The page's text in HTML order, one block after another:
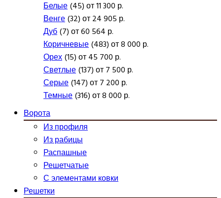
Белые(45) от 11 300 р.
Венге(32) от 24 905 р.
Дуб(7) от 60 564 р.
Коричневые(483) от 8 000 р.
Орех(15) от 45 700 р.
Светлые(137) от 7 500 р.
Серые(147) от 7 200 р.
Темные(316) от 8 000 р.
Ворота
Из профиля
Из рабицы
Распашные
Решетчатые
С элементами ковки
Решетки